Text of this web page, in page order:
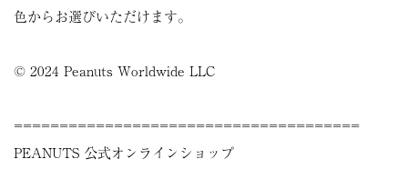
色からお選びいただけます。
© 2024 Peanuts Worldwide LLC
======================================
PEANUTS 公式オンラインショップ